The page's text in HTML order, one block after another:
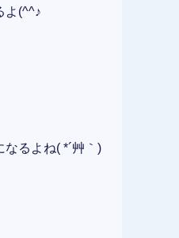
よ(^^♪
るよね( *´艸｀)